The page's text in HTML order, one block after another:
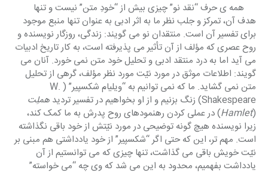
همه ی حرف “نقد نو” چیزی بیش از “خودِ متن” نیست و تنها
هدف آن، تمرکز و جلب نظر ما به اثر ادبی به عنوان تنها منبع موجود
برای تفسیر آن است. منتقدان نو می گویند: زندگی، روزگار نویسنده و
روح عصری که مؤلف از آن تأثیر می پذیرفته است، به کار تاریخ ادبیات
می آید اما به درد منتقد ادبی و تحلیل خود متن نمی خورد. آنان می
گویند: اطلاعات موثق در مورد نیّت مورد نظر مؤلف، گرهی از تحلیل
متن نمی گشاید. ما که نمی توانیم به “ویلیام شکسپیر” (W.
Shakespeare) زنگ بزنیم و از او بخواهیم در تفسیر تردید
هملِت
(
Hamlet) در عملی کردن رهنمودهای روح پدرش به ما کمک کند،
زیرا نویسنده هیچ گونه توضیحی در مورد نیّتش از خود باقی نگذاشته
است. مهم تر، این که حتی اگر “شکسپیر” از خود یادداشتی هم مبنی بر
نیّت خویش باقی می گذاشت، تنها چیزی که می توانستیم از آن
یادداشت بفهمیم، محدود به این می شد که وی چه “می خواسته”